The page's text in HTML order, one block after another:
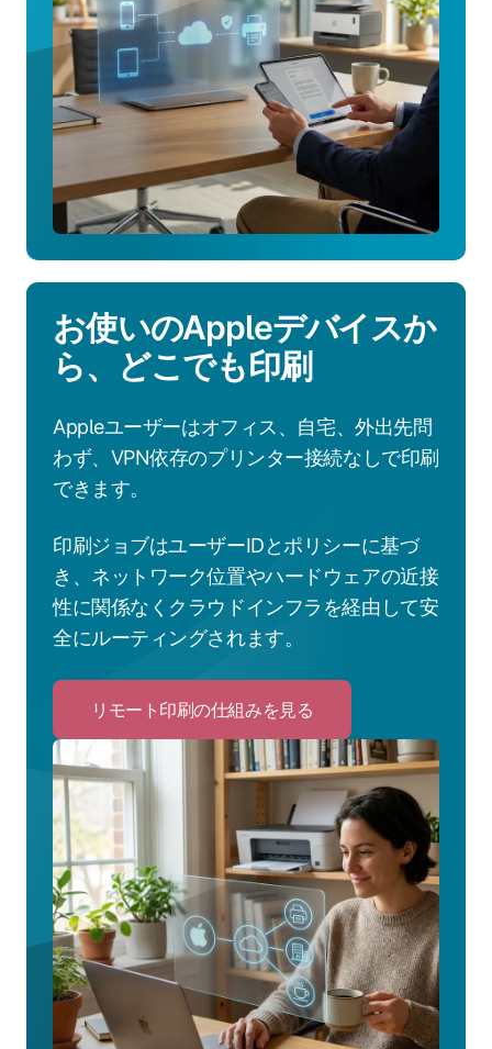
を
詳
し
く
見
る
お使いのAppleデバイスか
ら、どこでも印刷
Appleユーザーはオフィス、自宅、外出先問
わず、VPN依存のプリンター接続なしで印刷
できます。
印刷ジョブはユーザーIDとポリシーに基づ
き、ネットワーク位置やハードウェアの近接
性に関係なくクラウドインフラを経由して安
全にルーティングされます。
リモート印刷の仕組みを見る
to
リ
モ
ー
ト
印
刷
の
仕
組
み
を